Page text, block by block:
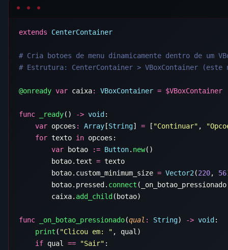
extends
@onready var caixa: VBoxContainer = $
func _ready() -> void
    var
opcoes : Array [String] = [ "Continuar" ,
    for
texto in
        var
botao := Button. new
        botao.text
=
        botao.custom_minimum_size
= Vector2 (220, 56
        botao.pressed.
connect
        caixa.
add_child
func _on_botao_pressionado(qual : String) -> void
    print
( "Clicou em: "
    if
qual == "Sair"